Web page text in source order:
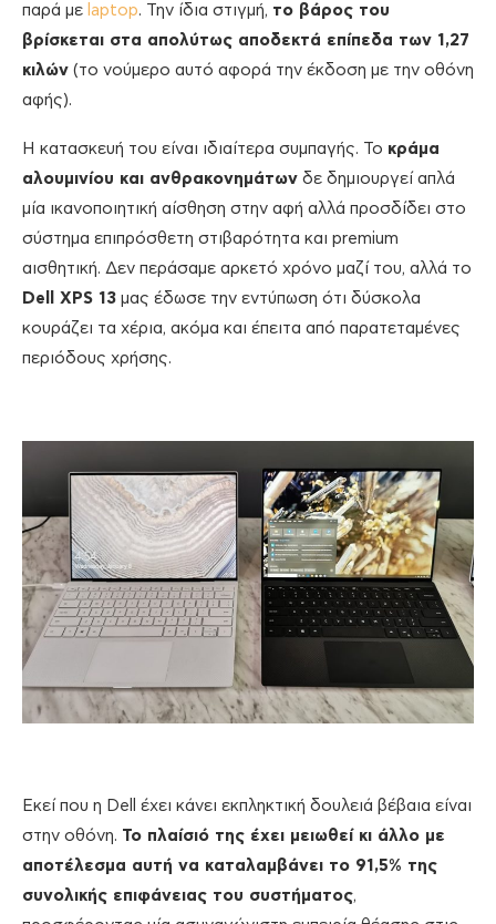
παρά με laptop. Την ίδια στιγμή, το βάρος του
βρίσκεται στα απολύτως αποδεκτά επίπεδα των 1,27
κιλών (το νούμερο αυτό αφορά την έκδοση με την οθόνη
αφής).
Η κατασκευή του είναι ιδιαίτερα συμπαγής. Το κράμα
αλουμινίου και ανθρακονημάτων δε δημιουργεί απλά
μία ικανοποιητική αίσθηση στην αφή αλλά προσδίδει στο
σύστημα επιπρόσθετη στιβαρότητα και premium
αισθητική. Δεν περάσαμε αρκετό χρόνο μαζί του, αλλά το
Dell XPS 13 μας έδωσε την εντύπωση ότι δύσκολα
κουράζει τα χέρια, ακόμα και έπειτα από παρατεταμένες
περιόδους χρήσης.
Εκεί που η Dell έχει κάνει εκπληκτική δουλειά βέβαια είναι
στην οθόνη. Το πλαίσιό της έχει μειωθεί κι άλλο με
αποτέλεσμα αυτή να καταλαμβάνει το 91,5% της
συνολικής επιφάνειας του συστήματος,